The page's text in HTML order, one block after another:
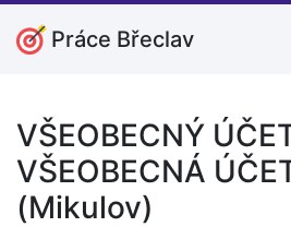
Práce Břeclav
VŠEOBECNÝ
VŠEOBECNÁ
(Mikulov)